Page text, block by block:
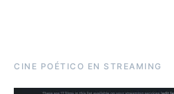
CINE POÉTICO EN STREAMING